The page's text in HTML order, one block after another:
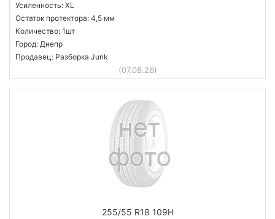
Усиленность: XL
Остаток протектора: 4,5 мм
Количество: 1шт
Город: Днепр
Продавец: Разборка Junk
(07.08.26)
255/55 R18 109H